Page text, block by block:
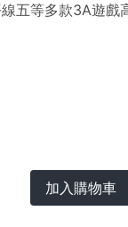
五等多款3A遊戲
加入購物車